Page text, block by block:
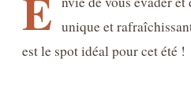
unique et
est le spot idéal pour cet été !